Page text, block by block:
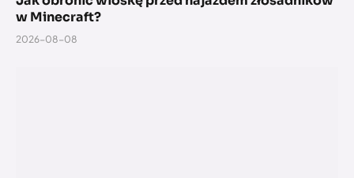
w Minecraft?
2026-08-08